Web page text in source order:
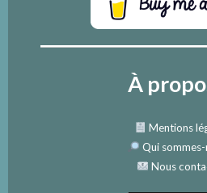
À
Mentions
Qui
Nous